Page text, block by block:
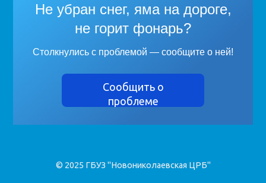
Не убран снег, яма на дороге,
не горит фонарь?
Столкнулись с проблемой — сообщите о ней!
Сообщить о
проблеме
© 2025 ГБУЗ "Новониколаевская ЦРБ"